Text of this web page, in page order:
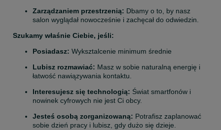
Zarządzaniem przestrzenią: Dbamy o to, by nasz
salon wyglądał nowocześnie i zachęcał do odwiedzin.
Szukamy właśnie Ciebie, jeśli:
Posiadasz: Wyksztalcenie minimum średnie
Lubisz rozmawiać: Masz w sobie naturalną energię i
łatwość nawiązywania kontaktu.
Interesujesz się technologią: Świat smartfonów i
nowinek cyfrowych nie jest Ci obcy.
Jesteś osobą zorganizowaną: Potrafisz zaplanować
sobie dzień pracy i lubisz, gdy dużo się dzieje.